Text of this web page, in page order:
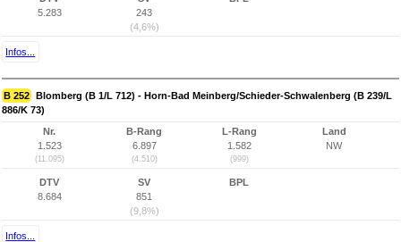
5.283
243
(4,6%)
Infos...
B 252 Blomberg (B 1/L 712) - Horn-Bad Meinberg/Schieder-Schwalenberg (B 239/L
886/K 73)
Nr.
1.523
(11.095)
B-Rang
6.897
(4.510)
L-Rang
1.582
(999)
Land
NW
DTV
8.684
SV
851
(9,8%)
BPL
Infos...